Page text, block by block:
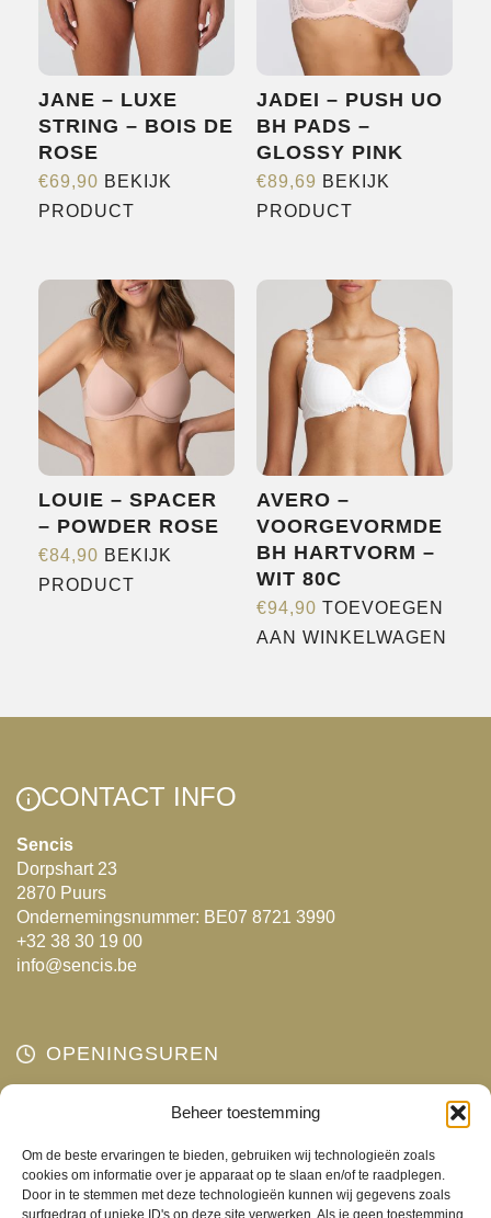
Beheer toestemming
Om de beste ervaringen te bieden, gebruiken wij technologieën zoals
cookies om informatie over je apparaat op te slaan en/of te raadplegen.
Door in te stemmen met deze technologieën kunnen wij gegevens zoals
surfgedrag of unieke ID's op deze site verwerken. Als je geen toestemming
JANE – LUXE
STRING – BOIS DE
ROSE
€69,90 BEKIJK
PRODUCT
meerdere
variaties.
Deze
optie
kan
gekozen
worden
op
de
productpagina
JADEI – PUSH UO
BH PADS –
GLOSSY PINK
€89,69 BEKIJK
PRODUCT
meerdere
variaties.
Deze
optie
kan
gekozen
worden
de
productpagina
LOUIE – SPACER
– POWDER ROSE
€84,90 BEKIJK
PRODUCT
kan
de
productpagina
AVERO –
VOORGEVORMDE
BH HARTVORM –
WIT 80C
€94,90 TOEVOEGEN
AAN WINKELWAGEN
CONTACT INFO
Sencis
Dorpshart 23
2870 Puurs
Ondernemingsnummer: BE07 8721 3990
+32 38 30 19 00
info@sencis.be
OPENINGSUREN
Gesloten
Woensdag
10:00 - 18:00
Donderdag
10:00 - 18:00